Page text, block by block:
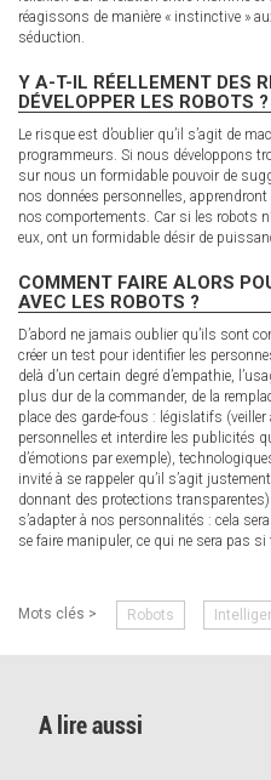
réagissons de manière « instinctive »
séduction.
Y A-T-IL RÉELLEMENT DES
DÉVELOPPER LES ROBOTS ?
Le risque est d’oublier qu’il s’agit de
programmeurs. Si nous développons
sur nous un formidable pouvoir de
nos données personnelles,
nos comportements. Car si les robots
eux, ont un formidable désir de
COMMENT FAIRE ALORS
AVEC LES ROBOTS ?
D’abord ne jamais oublier qu’ils sont
créer un test pour identifier les
delà d’un certain degré d’empathie,
plus dur de la commander, de la
place des garde-fous : législatifs
personnelles et interdire les publicités
d’émotions par exemple),
invité à se rappeler qu’il s’agit
donnant des protections
s’adapter à nos personnalités : cela
se faire manipuler, ce qui ne sera pas si
Mots clés > Robots
A lire aussi